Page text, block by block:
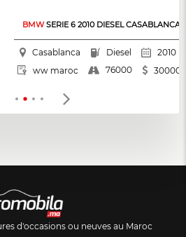
6 2010 DIESEL CASABLANCA
Diesel
2010
76000 300000
d'occasions ou neuves au Maroc